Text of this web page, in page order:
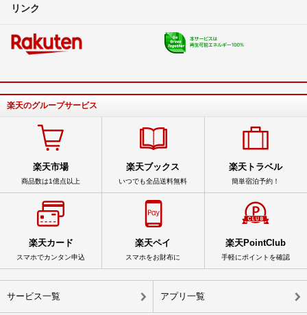
リンク
楽天のグループサービス
楽天市場
商品数は1億点以上
楽天ブックス
いつでも全品送料無料
楽天トラベル
簡単宿泊予約！
楽天カード
スマホでカンタン申込
楽天ペイ
スマホをお財布に
楽天PointClub
手軽にポイントを確認
サービス一覧 アプリ一覧